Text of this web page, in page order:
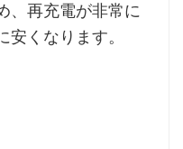
、再充電が非常に
くなります。